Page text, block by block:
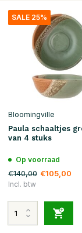
SALE 25%
Bloomingville
Paula schaaltjes
van 4 stuks
Op voorraad
€140,00 €105,00
Incl. btw